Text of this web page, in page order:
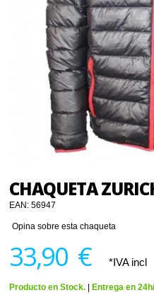
CHAQUETA
EAN:56947
Opina sobre esta chaqueta
33,90 € *IVA incl
Producto en Stock. Entrega en